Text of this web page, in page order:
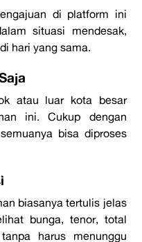
di platform ini
situasi mendesak,
hari yang sama.
atau luar kota besar
ini. Cukup dengan
bisa diproses
biasanya tertulis jelas
bunga, tenor, total
harus menunggu